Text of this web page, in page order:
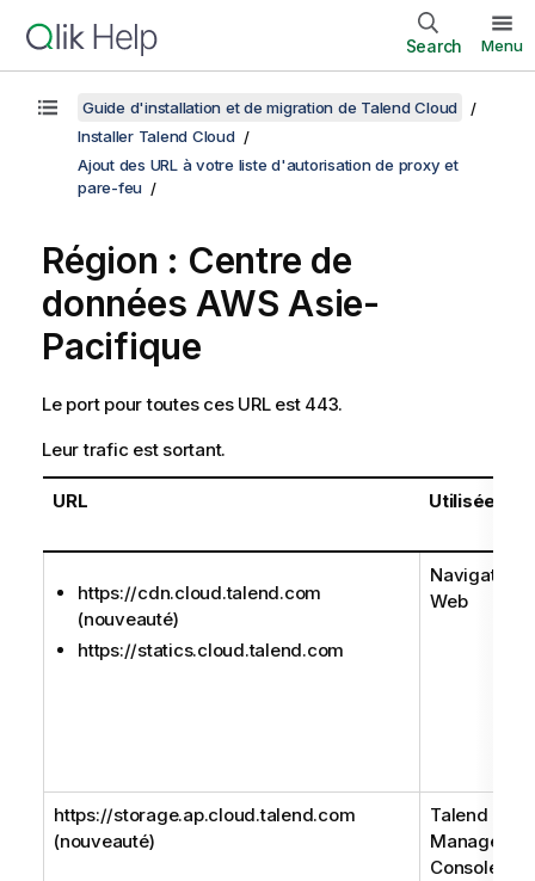
Search Menu
Guide d'installation et de migration de Talend Cloud
Installer Talend Cloud
Ajout des URL à votre liste d'autorisation de proxy et
pare-feu
Région : Centre de
données AWS Asie-
Pacifique
Le port pour toutes ces URL est 443.
Leur trafic est sortant.
URL Utilisée par
https://cdn.cloud.talend.com
(nouveauté)
https://statics.cloud.talend.com
Navigateur
Web
https://storage.ap.cloud.talend.com
(nouveauté)
Talend
Console